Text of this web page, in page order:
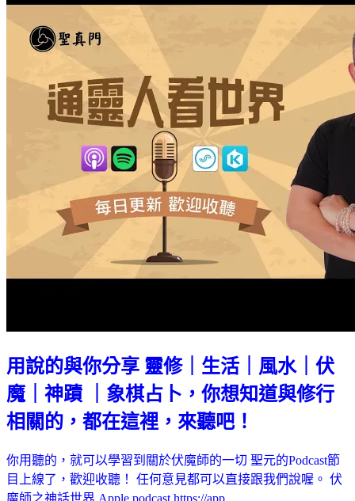
用說的與你分享 靈修｜生活｜風水｜伏
魔｜神蹟 ｜象棋占卜，你想知道與修行
相關的，都在這裡，來聽吧！
你用聽的，就可以學習到關於伏魔師的一切 聖元的Podcast節
目上線了，歡迎收聽！ 任何意見都可以直接跟我們說喔。 伏
魔師之神話世界 Apple podcast https://app…